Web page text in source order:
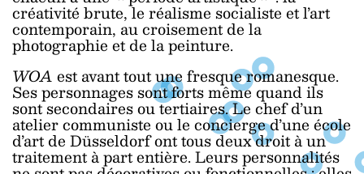
créativité brute, le réalisme socialiste et l’art
contemporain, au croisement de la
photographie et de la peinture.
WOAest avant tout une fresque romanesque.
Ses personnages sont forts même quand ils
sont secondaires ou tertiaires. Le chef d’un
atelier communiste ou le concierge d’une école
d’art de Düsseldorf ont tous deux droit à un
traitement à part entière. Leurs personnalités